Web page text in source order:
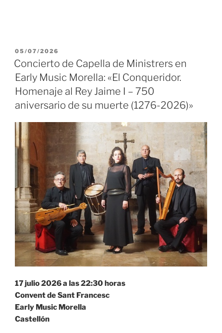
PUBLICADO
EL
05/07/2026
Concierto de Capella de Ministrers en
Early Music Morella: «El Conqueridor.
Homenaje al Rey Jaime I – 750
aniversario de su muerte (1276-2026)»
17 julio 2026 a las 22:30 horas
Convent de Sant Francesc
Early Music Morella
Castellón